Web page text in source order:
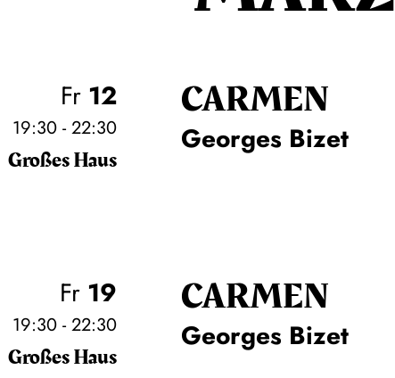
Fr 12
19:30 - 22:30
Großes Haus
CARMEN
Georges Bizet
Fr 19
19:30 - 22:30
Großes Haus
CARMEN
Georges Bizet